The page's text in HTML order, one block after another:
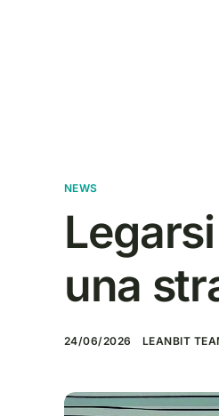
NEWS
una
24/06/2026 LEANBIT